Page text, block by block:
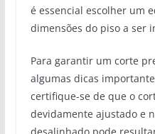
é essencial escolher um
dimensões do piso a ser
Para garantir um corte
algumas dicas
certifique-se de que o
devidamente ajustado e